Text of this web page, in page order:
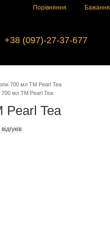
Порівняння Бажання
+38 (097)-27-37-677
700 мл ТМ Pearl Tea
700 мл ТМ Pearl Tea
Tea